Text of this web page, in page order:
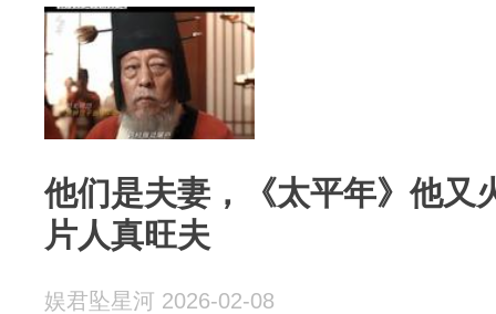
他们是夫妻，《太平年》他又
片人真旺夫
娱君坠星河 2026-02-08